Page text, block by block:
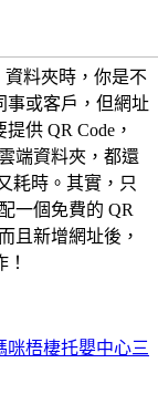
資料夾時，你是不
事或客戶，但網址
供 QR Code，
端資料夾，都還
耗時。其實，只
一個免費的 QR
且新增網址後，
咪梧棲托嬰中心三